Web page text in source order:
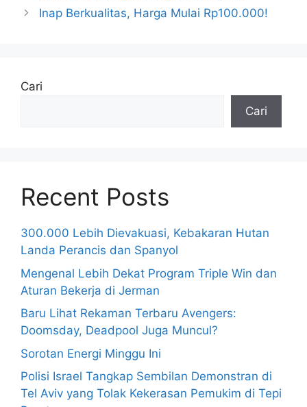
Inap Berkualitas, Harga Mulai Rp100.000!
Cari
Cari
Recent Posts
300.000 Lebih Dievakuasi, Kebakaran Hutan
Landa Perancis dan Spanyol
Mengenal Lebih Dekat Program Triple Win dan
Aturan Bekerja di Jerman
Baru Lihat Rekaman Terbaru Avengers:
Doomsday, Deadpool Juga Muncul?
Sorotan Energi Minggu Ini
Polisi Israel Tangkap Sembilan Demonstran di
Tel Aviv yang Tolak Kekerasan Pemukim di Tepi